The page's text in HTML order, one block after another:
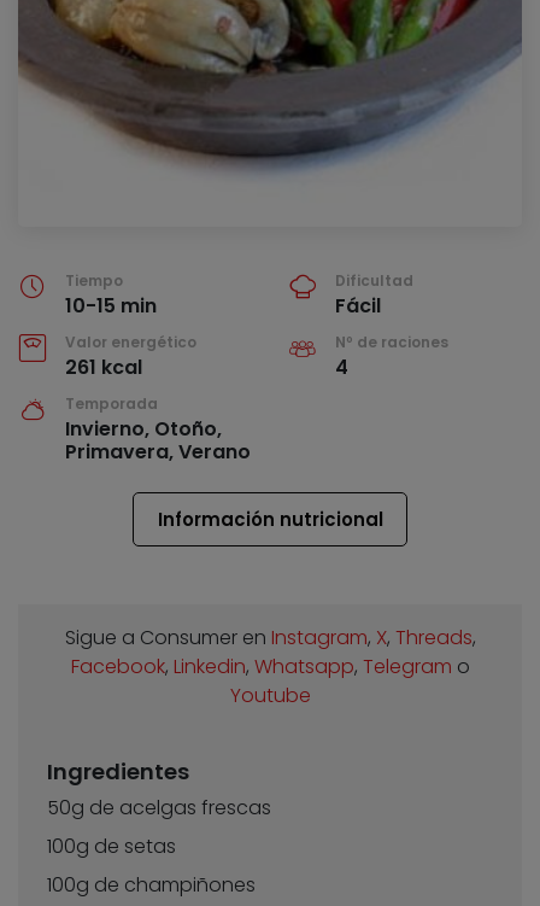
Tiempo
10-15 min
Dificultad
Fácil
Valor energético
261 kcal
Nº de raciones
4
Temporada
Invierno, Otoño,
Primavera, Verano
Información nutricional
Sigue a Consumer en Instagram, X, Threads,
Facebook, Linkedin, Whatsapp, Telegram o
Youtube
Ingredientes
50g de acelgas frescas
100g de setas
100g de champiñones